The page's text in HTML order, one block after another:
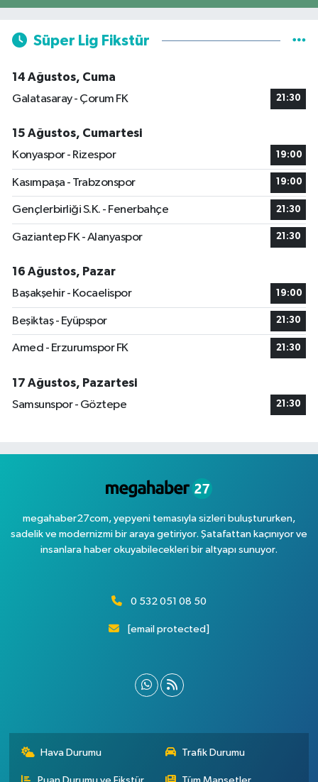
Süper Lig Fikstür
14 Ağustos, Cuma
Galatasaray - Çorum FK
21:30
15 Ağustos, Cumartesi
Konyaspor - Rizespor
19:00
Kasımpaşa - Trabzonspor 19:00
Gençlerbirliği S.K. - Fenerbahçe 21:30
Gaziantep FK - Alanyaspor 21:30
16 Ağustos, Pazar
Başakşehir - Kocaelispor
19:00
Beşiktaş - Eyüpspor 21:30
Amed - Erzurumspor FK 21:30
17 Ağustos, Pazartesi
Samsunspor - Göztepe
21:30
megahaber27com, yepyeni temasıyla sizleri buluştururken,
sadelik ve modernizmi bir araya getiriyor. Şatafattan kaçınıyor ve
insanlara haber okuyabilecekleri bir altyapı sunuyor.
0 532 051 08 50
[email protected]
Hava Durumu Trafik Durumu